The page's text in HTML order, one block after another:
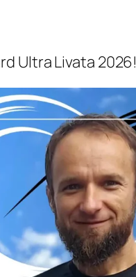
Ultra Livata 2026!